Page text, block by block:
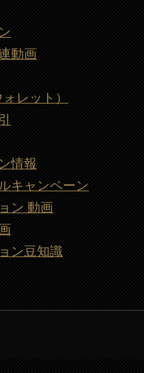
動画
ォレット）
情報
キャンペーン
ン 動画
ン豆知識